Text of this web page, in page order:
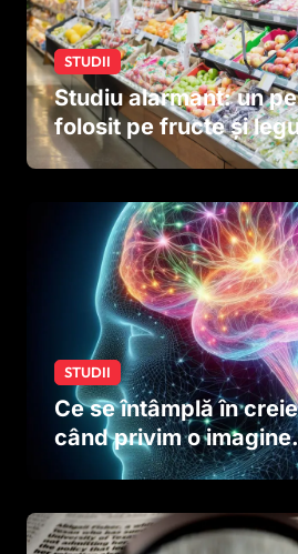
STUDII
Studiu alarmant: un
folosit pe fructe și
ar putea afecta
dinainte de naștere
STUDII
Ce se întâmplă în
când privim o imagine.
Studiul care explică